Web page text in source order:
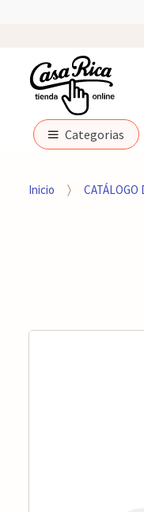
Categorias
Inicio CATÁLOGO